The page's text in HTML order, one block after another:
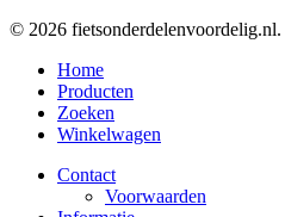
© 2026 fietsonderdelenvoordelig.nl.
Close
Menu
Home
Producten
Zoeken
Winkelwagen
Contact
Voorwaarden